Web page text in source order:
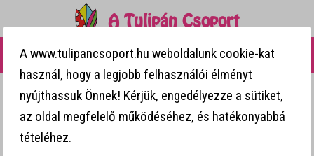
A www.tulipancsoport.hu weboldalunk cookie-kat
használ, hogy a legjobb felhasználói élményt
nyújthassuk Önnek! Kérjük, engedélyezze a sütiket,
az oldal megfelelő működéséhez, és hatékonyabbá
tételéhez.
A Tulipán Csoport
📘 41. Kata és a szuri
📘 41. Kata és a szuri